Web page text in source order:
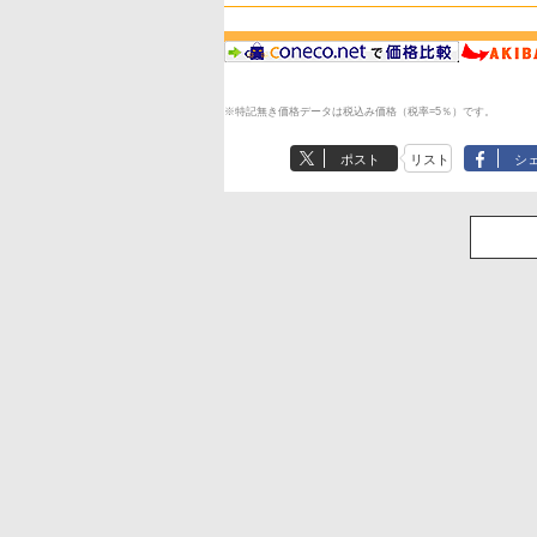
※特記無き価格データは税込み価格（税率=5％）です。
ポスト リスト シ